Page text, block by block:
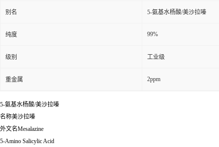
别名 5-氨基水杨酸/美沙拉嗪
纯度 99%
级别 工业级
重金属 2ppm
5-氨基水杨酸/美沙拉嗪
名称美沙拉嗪
外文名Mesalazine
5-Amino Salicylic Acid